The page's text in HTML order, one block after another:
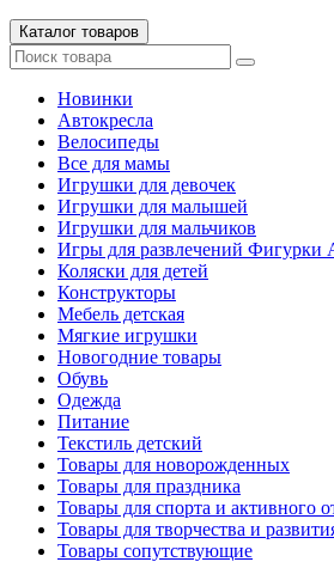
Каталог товаров
Новинки
Автокресла
Велосипеды
Все для мамы
Игрушки для девочек
Игрушки для малышей
Игрушки для мальчиков
Игры для развлечений Фигурки
Коляски для детей
Конструкторы
Мебель детская
Мягкие игрушки
Новогодние товары
Обувь
Одежда
Питание
Текстиль детский
Товары для новорожденных
Товары для праздника
Товары для спорта и активного
Товары для творчества и
Товары сопутствующие